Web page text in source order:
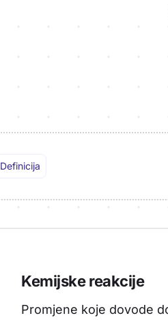
Definicija
Kemijske reakcije
Promjene koje dovode